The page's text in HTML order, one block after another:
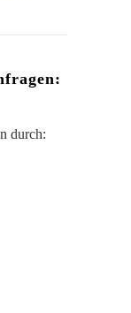
durch: